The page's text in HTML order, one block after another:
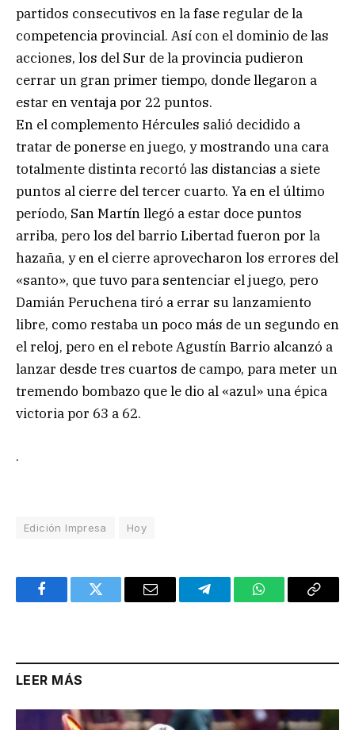
partidos consecutivos en la fase regular de la
competencia provincial. Así con el dominio de las
acciones, los del Sur de la provincia pudieron
cerrar un gran primer tiempo, donde llegaron a
estar en ventaja por 22 puntos.
En el complemento Hércules salió decidido a
tratar de ponerse en juego, y mostrando una cara
totalmente distinta recortó las distancias a siete
puntos al cierre del tercer cuarto. Ya en el último
período, San Martín llegó a estar doce puntos
arriba, pero los del barrio Libertad fueron por la
hazaña, y en el cierre aprovecharon los errores del
«santo», que tuvo para sentenciar el juego, pero
Damián Peruchena tiró a errar su lanzamiento
libre, como restaba un poco más de un segundo en
el reloj, pero en el rebote Agustín Barrio alcanzó a
lanzar desde tres cuartos de campo, para meter un
tremendo bombazo que le dio al «azul» una épica
victoria por 63 a 62.
.
Edición Impresa Hoy
FacebookTwitter Email TelegramWhatsAppCopy
LEER MÁS